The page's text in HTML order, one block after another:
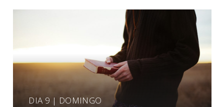
DIA 9 | DOMINGO